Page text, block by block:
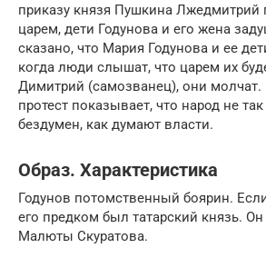
приказу князя Пушкина Лжедмитрий
царем, дети Годунова и его жена
сказано, что Мария Годунова и ее
когда люди слышат, что царем их
Димитрий (самозванец), они
протест показывает, что народ не
бездумен, как думают власти.
Образ. Характеристика
Годунов потомственный боярин.
его предком был татарский князь. Он
Малюты Скуратова.